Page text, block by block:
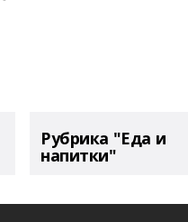
Рубрика "Еда и
напитки"